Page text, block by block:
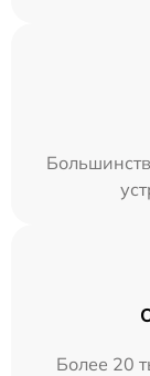
Более 20